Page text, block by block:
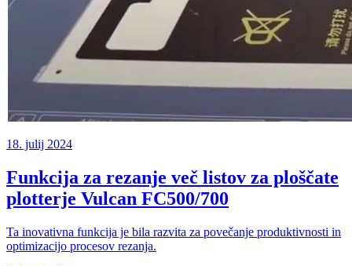
18. julij 2024
Funkcija za rezanje več listov za ploščate
plotterje Vulcan FC500/700
Ta inovativna funkcija je bila razvita za povečanje produktivnosti in
optimizacijo procesov rezanja.